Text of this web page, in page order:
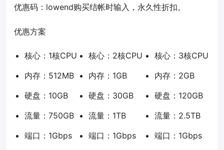
优惠码： lowend购买结帐时输入，永久性折扣。
优惠方案
核心：1核CPU
内存：512MB
硬盘：10GB
流量：750GB
端口：1Gbps
核心：2核CPU
内存：1GB
硬盘：30GB
流量：1TB
端口：1Gbps
核心：3核CPU
内存：2GB
硬盘：120GB
流量：2.5TB
端口：1Gbps